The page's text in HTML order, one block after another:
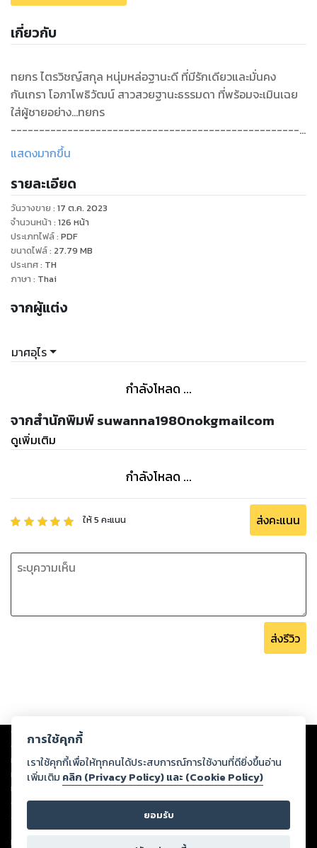
เกี่ยวกับ
ทยกร ไตรวิชญ์สกุล หนุ่มหล่อฐานะดี ที่มีรักเดียวและมั่นคง
กันเกรา โอภาโพธิวัฒน์ สาวสวยฐานะธรรมดา ที่พร้อมจะเมินเฉย
ใส่ผู้ชายอย่าง...ทยกร
----------------------------------------------------
-------------------
ทยกรไล้นิ้วมือมาหยุดป้วนเปี้ยนแถวกระดุมเสื้อ รีรอวนปลายนิ้ว
สั้นมนอยู่ตรงนั้นราวกับจงใจจะแกล้ง ยังไม่คิดจะปลดออกในครา
เดียว ทั้งที่จริงใจเขาร้อนรุ่ม อยากกระชากไอ้ผ้าเก่าๆนี้ ออกจากตัว
ของกันเกราแทบแย่
สีหน้าเขาฉายออกถึงความพึงพอใจตลอดเวลา ก็ต้องพอใจสิ กว่า
เขาจะได้ตัวกันเกรามาครอบครองอย่างสมใจ เขาต้องอดใจรอมา
แล้วนิ้วมือเรียวสวยราวกับสตรีก็เริ่มขยับพร้อมกับการเต้นของ
เต้นกระหน่ำรุนแรง
ทยกรเอ่ยคำชื่นชมขึ้นอีกหน ดวงตาดำทมิฬหยาดเยิ้มจากไฟ
เสน่หาร้อนแรงขึ้นเรื่อยๆ เขาปัดสาบเสื้อให้พ้นจากสายตา มัน
เกะกะจนอยากจะฉีกให้ขาดเสียเดี๋ยวนี้
แสดงมากขึ้น
รายละเอียด
วันวางขาย : 17 ต.ค. 2023
จำนวนหน้า : 126 หน้า
ประเภทไฟล์: PDF
ขนาดไฟล์: 27.79 MB
ประเทศ: TH
ภาษา : Thai
จากผู้แต่ง
มาศอุไร
กำลังโหลด ...
จากสำนักพิมพ์ suwanna1980nokgmailcom
ดูเพิ่มเติม
กำลังโหลด ...
ให้5 คะแนน ส่งคะแนน
ส่งรีวิว
Copyright © 2026
ต่อผลงานหรือเนื้อหาใดที่อัปโหลดผ่านเว็บไซต์และปรากฏว่าละเมิดสิทธิใน
ทรัพย์สินทางปัญญาของบุคคลอื่นหรือขัดต่อกฎหมายและศีลธรรม ดังนั้น ผู้อ่าน
ทุกท่านโปรดใช้วิจารณญาณในการกลั่นกรองด้วยตนเอง และหากท่านพบว่าส่วน
หนึ่งส่วนใดขัดต่อกฎหมายและศีลธรรม กรุณาแจ้งมายังบริษัท เพื่อทีมงานจะได้
ดำเนินการในทันที ทั้งนี้ ทางสตอรี่ล็อกขอสงวนลิขสิทธิ์ตามพระราชบัญญัติ
ลิขสิทธิ์ พ.ศ. 2537 (ฉบับล่าสุด)
For support: member@ookbee.com
การใช้คุกกี้
เราใช้คุกกี้เพื่อให้ทุกคนได้ประสบการณ์การใช้งานที่ดียิ่งขึ้นอ่าน
เพิ่มเติม คลิก (Privacy Policy) และ (Cookie Policy)
ยอมรับ